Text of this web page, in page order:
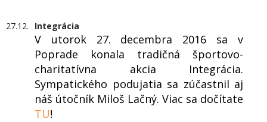
27.12. Integrácia
V utorok 27. decembra 2016 sa v
Poprade konala tradičná športovo-
charitatívna akcia Integrácia.
Sympatického podujatia sa zúčastnil aj
náš útočník Miloš Lačný. Viac sa dočítate
TU!